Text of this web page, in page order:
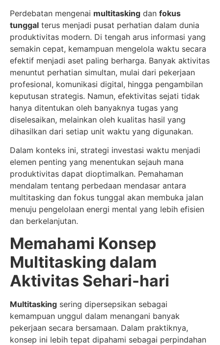
Perdebatan mengenai multitasking dan fokus
tunggal terus menjadi pusat perhatian dalam dunia
produktivitas modern. Di tengah arus informasi yang
semakin cepat, kemampuan mengelola waktu secara
efektif menjadi aset paling berharga. Banyak aktivitas
menuntut perhatian simultan, mulai dari pekerjaan
profesional, komunikasi digital, hingga pengambilan
keputusan strategis. Namun, efektivitas sejati tidak
hanya ditentukan oleh banyaknya tugas yang
diselesaikan, melainkan oleh kualitas hasil yang
dihasilkan dari setiap unit waktu yang digunakan.
Dalam konteks ini, strategi investasi waktu menjadi
elemen penting yang menentukan sejauh mana
produktivitas dapat dioptimalkan. Pemahaman
mendalam tentang perbedaan mendasar antara
multitasking dan fokus tunggal akan membuka jalan
menuju pengelolaan energi mental yang lebih efisien
dan berkelanjutan.
Memahami Konsep
Multitasking dalam
Aktivitas Sehari-hari
Multitasking sering dipersepsikan sebagai
kemampuan unggul dalam menangani banyak
pekerjaan secara bersamaan. Dalam praktiknya,
konsep ini lebih tepat dipahami sebagai perpindahan